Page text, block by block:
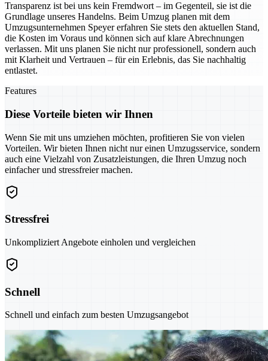
Transparenz ist bei uns kein Fremdwort – im Gegenteil, sie ist die
Grundlage unseres Handelns. Beim Umzug planen mit dem
Umzugsunternehmen Speyer erfahren Sie stets den aktuellen Stand,
die Kosten im Voraus und können sich auf klare Abrechnungen
verlassen. Mit uns planen Sie nicht nur professionell, sondern auch
mit Klarheit und Vertrauen – für ein Erlebnis, das Sie nachhaltig
entlastet.
Features
Diese Vorteile bieten wir Ihnen
Wenn Sie mit uns umziehen möchten, profitieren Sie von vielen
Vorteilen. Wir bieten Ihnen nicht nur einen Umzugsservice, sondern
auch eine Vielzahl von Zusatzleistungen, die Ihren Umzug noch
einfacher und stressfreier machen.
Stressfrei
Unkompliziert Angebote einholen und vergleichen
Schnell
Schnell und einfach zum besten Umzugsangebot